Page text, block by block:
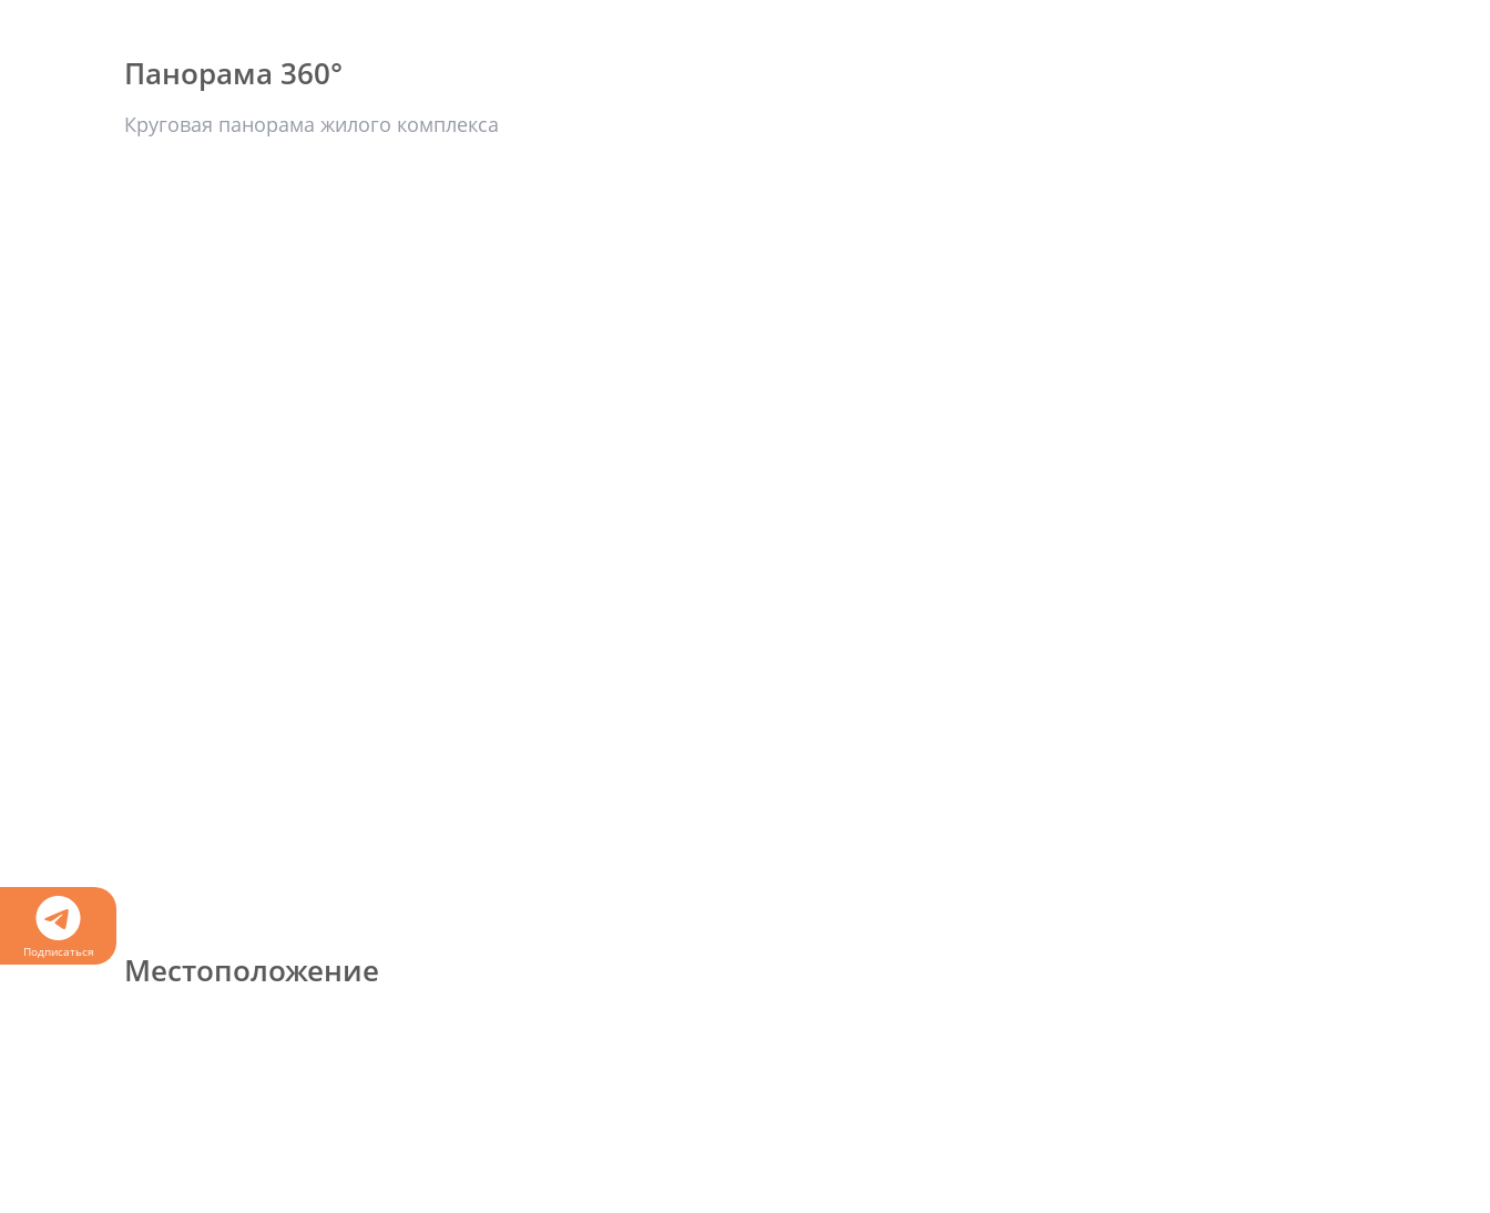
Подписаться
Панорама 360°
Круговая панорама жилого комплекса
Местоположение